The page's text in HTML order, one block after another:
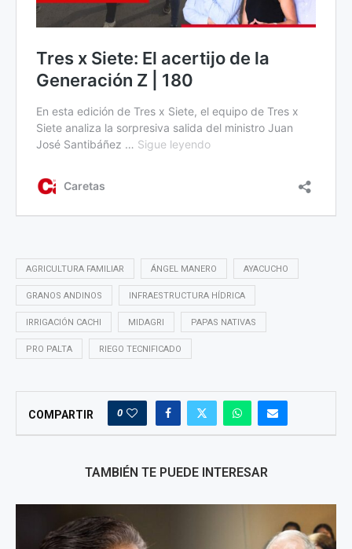
AGRICULTURA FAMILIAR ÁNGEL MANERO AYACUCHO
GRANOS ANDINOS INFRAESTRUCTURA HÍDRICA
IRRIGACIÓN CACHI MIDAGRI PAPAS NATIVAS
PRO PALTA RIEGO TECNIFICADO
COMPARTIR 0
TAMBIÉN TE PUEDE INTERESAR